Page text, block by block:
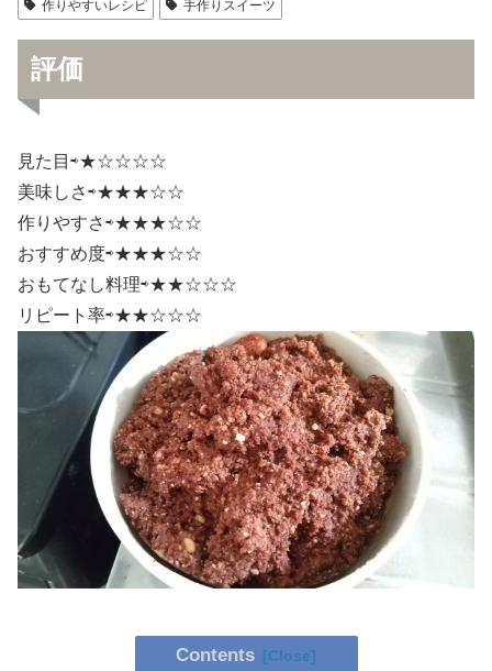
作りやすいレシピ
手作りスイーツ
評価
見た目⇨★☆☆☆☆
美味しさ⇨★★★☆☆
作りやすさ⇨★★★☆☆
おすすめ度⇨★★★☆☆
おもてなし料理⇨★★☆☆☆
リピート率⇨★★☆☆☆
Contents